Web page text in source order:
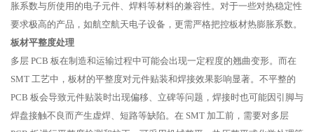
胀系数与所使用的电子元件、焊料等材料的兼容性。对于一些对热稳定性
要求极高的产品，如航空航天电子设备，更需严格把控板材热膨胀系数。
板材平整度处理
多层 PCB 板在制造和运输过程中可能会出现一定程度的翘曲变形。而在
SMT 工艺中，板材的平整度对元件贴装和焊接效果影响显著。不平整的
PCB 板会导致元件贴装时出现偏移、立碑等问题，焊接时也可能因引脚与
焊盘接触不良而产生虚焊、短路等缺陷。在 SMT 加工前，需要对多层